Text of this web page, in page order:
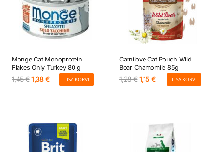
Monge Cat Monoprotein
Flakes Only Turkey 80 g
1,45€Algne
hind
1,38€Current
price
LISA KORVI
Carnilove Cat Pouch Wild
Boar Chamomile 85g
1,28€ Algne
hind
1,15€Current
price
LISA KORVI